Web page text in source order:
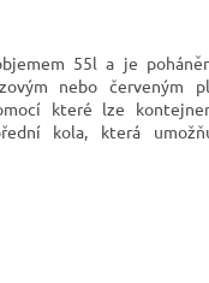
55l a je
nebo červeným
které lze
kola, která